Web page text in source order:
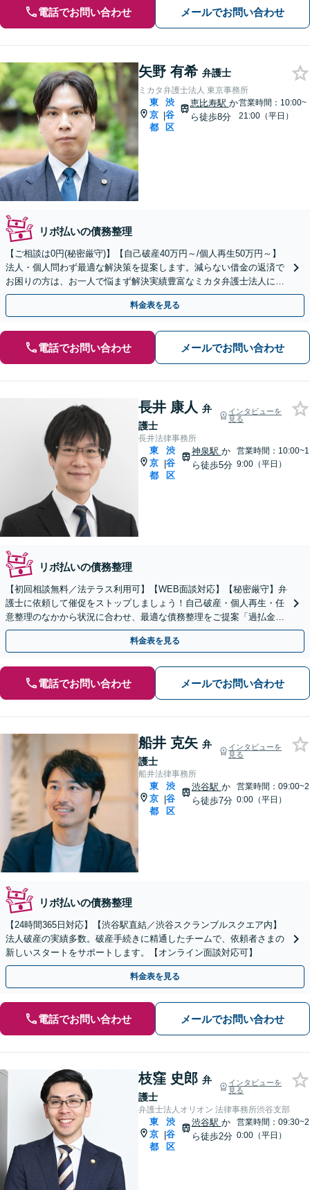
電話でお問い合わせ メールでお問い合わせ
矢野 有希 弁護士
ミカタ弁護士法人 東京事務所
東
京
都
|
渋
谷
区
恵比寿駅 か
ら徒歩8分
営業時間：10:00~
21:00（平日）
リボ払いの債務整理
【ご相談は0円(秘密厳守)】【自己破産40万円～/個人再生50万円～】
法人・個人問わず最適な解決策を提案します。減らない借金の返済で
お困りの方は、お一人で悩まず解決実績豊富なミカタ弁護士法人にご
相談ください。
料金表を見る
電話でお問い合わせ メールでお問い合わせ
長井 康人 弁
護士
インタビューを
見る
長井法律事務所
東
京
都
|
渋
谷
区
神泉駅 か
ら徒歩5分
営業時間：10:00~1
9:00（平日）
リボ払いの債務整理
【初回相談無料／法テラス利用可】【WEB面談対応】【秘密厳守】弁
護士に依頼して催促をストップしましょう！自己破産・個人再生・任
意整理のなかから状況に合わせ、最適な債務整理をご提案「過払金の
ご相談承ります」【完全個室対応】【休日・夜間相談可】
料金表を見る
電話でお問い合わせ メールでお問い合わせ
船井 克矢 弁
護士
インタビューを
見る
船井法律事務所
東
京
都
|
渋
谷
区
渋谷駅 か
ら徒歩7分
営業時間：09:00~2
0:00（平日）
リボ払いの債務整理
【24時間365日対応】【渋谷駅直結／渋谷スクランブルスクエア内】
法人破産の実績多数。破産手続きに精通したチームで、依頼者さまの
新しいスタートをサポートします。【オンライン面談対応可】
料金表を見る
電話でお問い合わせ メールでお問い合わせ
枝窪 史郎 弁
護士
インタビューを
見る
弁護士法人オリオン 法律事務所渋谷支部
東
京
都
|
渋
谷
区
渋谷駅 か
ら徒歩2分
営業時間：09:30~2
0:00（平日）